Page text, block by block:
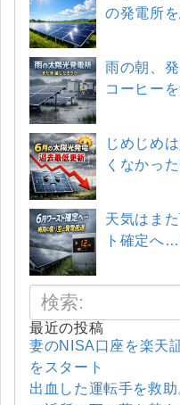
の発電所
雨の朝、
コーヒー
じめじめ
くなかっ
天気はま
ト確定へ
最近の投稿
妻のNISA口座を楽天
をスタート
出血した運転手を救